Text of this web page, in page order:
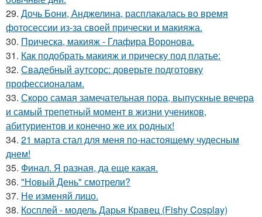
29. Дочь Бони, Анджелина, расплакалась во время
фотосессии из-за своей прически и макияжа.
30. Прическа, макияж - Глафира Воронова.
31. Как подобрать макияж и прическу под платье:
32. Свадебный аутсорс: доверьте подготовку
профессионалам.
33. Скоро самая замечательная пора, выпускные вечера
и самый трепетный момент в жизни учеников,
абитуриентов и конечно же их родных!
34. 21 марта стал для меня по-настоящему чудесным
днем!
35. Финал. Я разная, да еще какая.
36. "Новый День" смотрели?
37. Не изменяй лицо.
38. Косплей - модель Дарья Кравец (Fishy Cosplay)